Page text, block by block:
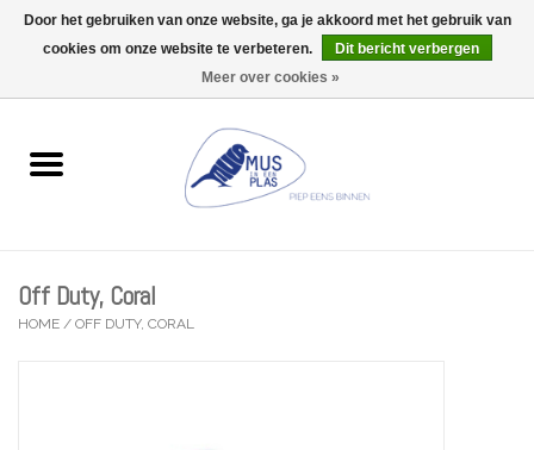
0 Artikelen - €0,00
Wenskaarten
Lifestyle
Off Duty, Coral
HOME / OFF DUTY, CORAL
Door het gebruiken van onze website, ga je akkoord met het gebruik van
cookies om onze website te verbeteren.
Dit bericht verbergen
Meer over cookies »
Wij zijn uitzonderlijk gesloten op Do 06/08 en Do 13/08